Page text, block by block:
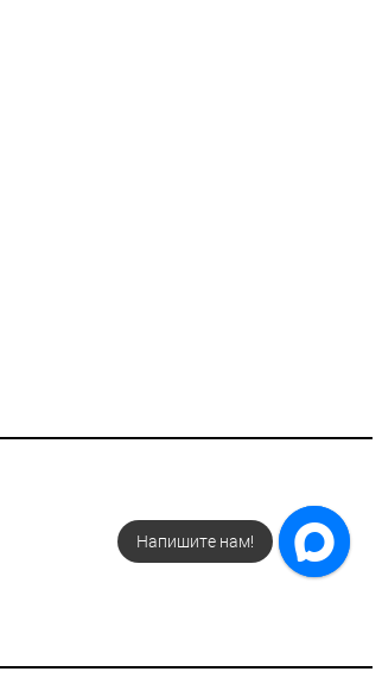
Напишите нам!